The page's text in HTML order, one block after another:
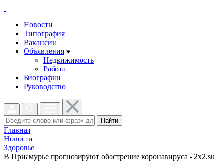
Новости
Типография
Вакансии
Объявления
Недвижимость
Работа
Биографии
Руководство
Найти
Главная
Новости
Здоровье
В Приамурье прогнозируют обострение коронавируса - 2x2.su